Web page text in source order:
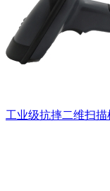
工业级抗摔二维扫描